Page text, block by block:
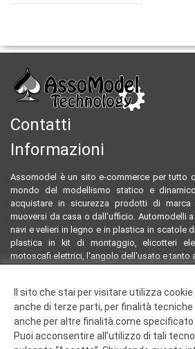
Il sito che stai per visitare utilizza
anche di terze parti, per finalità tecniche
anche per altre finalità come specificato
Puoi acconsentire all’utilizzo di tali
Contatti
Informazioni
Assomodel è un sito e-commerce per tutto
mondo del modellismo statico e
acquistare in sicurezza prodotti di
muoversi da casa o dall'ufficio. Automodelli
navi e velieri in legno e in plastica in scatole
plastica in kit di montaggio, elicotteri
motoscafi elettrici, l'angolo dell'usato e tanto
Tel:0922804761 - 3293096230
Termini e condizioni
Dove siamo
Chi siamo